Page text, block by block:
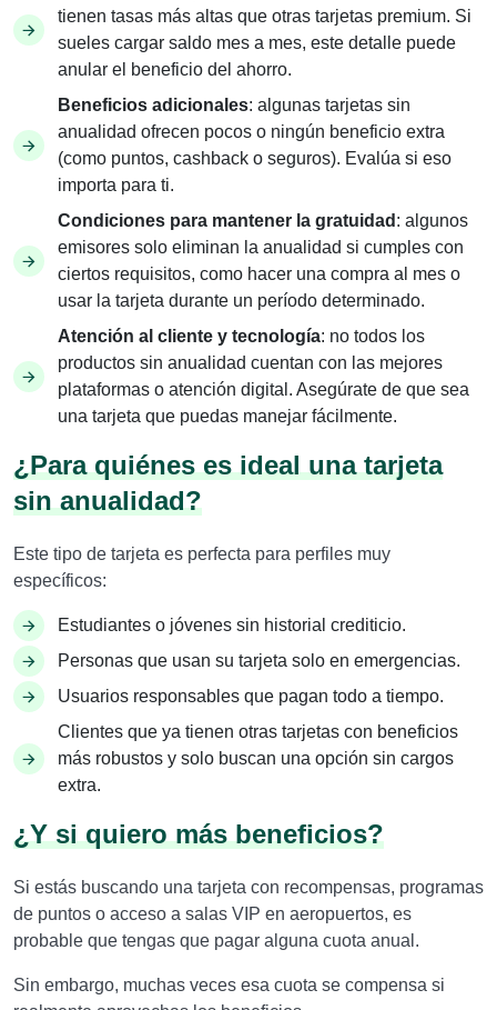
tienen tasas más altas que otras tarjetas premium. Si
sueles cargar saldo mes a mes, este detalle puede
anular el beneficio del ahorro.
Beneficios adicionales: algunas tarjetas sin
anualidad ofrecen pocos o ningún beneficio extra
(como puntos, cashback o seguros). Evalúa si eso
importa para ti.
Condiciones para mantener la gratuidad : algunos
emisores solo eliminan la anualidad si cumples con
ciertos requisitos, como hacer una compra al mes o
usar la tarjeta durante un período determinado.
Atención al cliente y tecnología: no todos los
productos sin anualidad cuentan con las mejores
plataformas o atención digital. Asegúrate de que sea
una tarjeta que puedas manejar fácilmente.
¿Para quiénes es ideal una tarjeta
sin anualidad?
Este tipo de tarjeta es perfecta para perfiles muy
específicos:
Estudiantes o jóvenes sin historial crediticio.
Personas que usan su tarjeta solo en emergencias.
Usuarios responsables que pagan todo a tiempo.
Clientes que ya tienen otras tarjetas con beneficios
más robustos y solo buscan una opción sin cargos
extra.
¿Y si quiero más beneficios?
Si estás buscando una tarjeta con recompensas, programas
de puntos o acceso a salas VIP en aeropuertos, es
probable que tengas que pagar alguna cuota anual.
Sin embargo, muchas veces esa cuota se compensa si